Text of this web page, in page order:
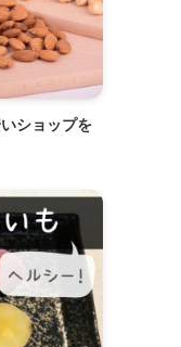
ショップを